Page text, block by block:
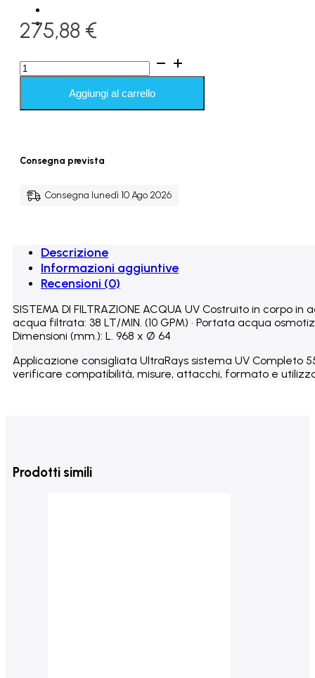
275,88 €
UltraRays
sistema
Completo
55W.
-
38
quantità
Aggiungi al carrello
Consegna prevista
Consegna lunedì 10 Ago 2026
Descrizione
Informazioni aggiuntive
Recensioni (0)
SISTEMA DI FILTRAZIONE ACQUA UV Costruito in corpo
acqua filtrata: 38 LT/MIN. (10 GPM) • Portata acqua
Dimensioni (mm.): L. 968 x Ø 64
Applicazione consigliata UltraRays sistema UV Completo
verificare compatibilità, misure, attacchi, formato e
Prodotti simili